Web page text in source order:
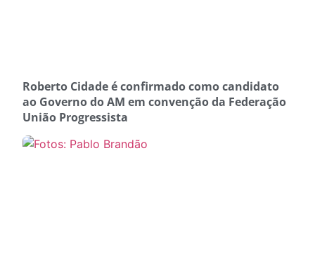
Roberto Cidade é confirmado como candidato
ao Governo do AM em convenção da Federação
União Progressista